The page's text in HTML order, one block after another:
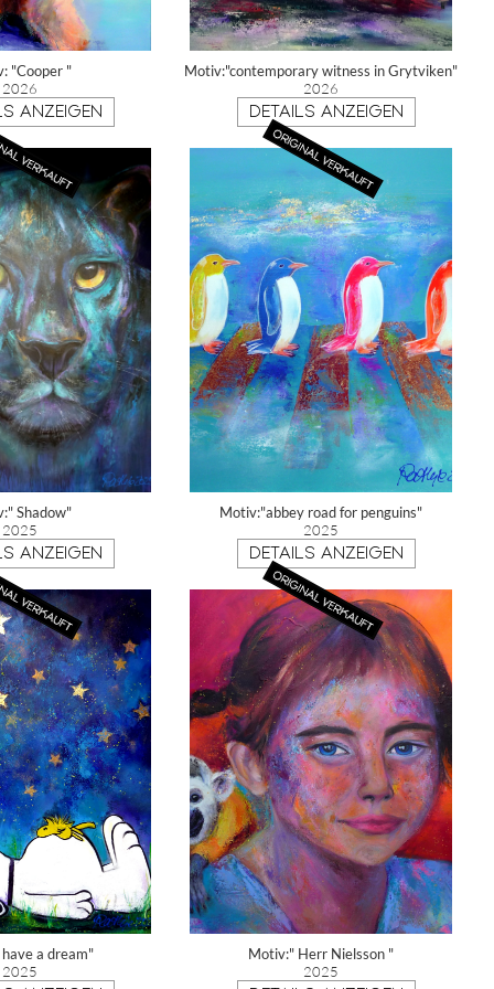
"Cooper "
2026
ANZEIGEN
Motiv:"contemporary witness in Grytviken"
2026
DETAILS ANZEIGEN
Shadow"
2025
ANZEIGEN
Motiv:"abbey road for penguins"
2025
DETAILS ANZEIGEN
a dream"
2025
Motiv:" Herr Nielsson "
2025